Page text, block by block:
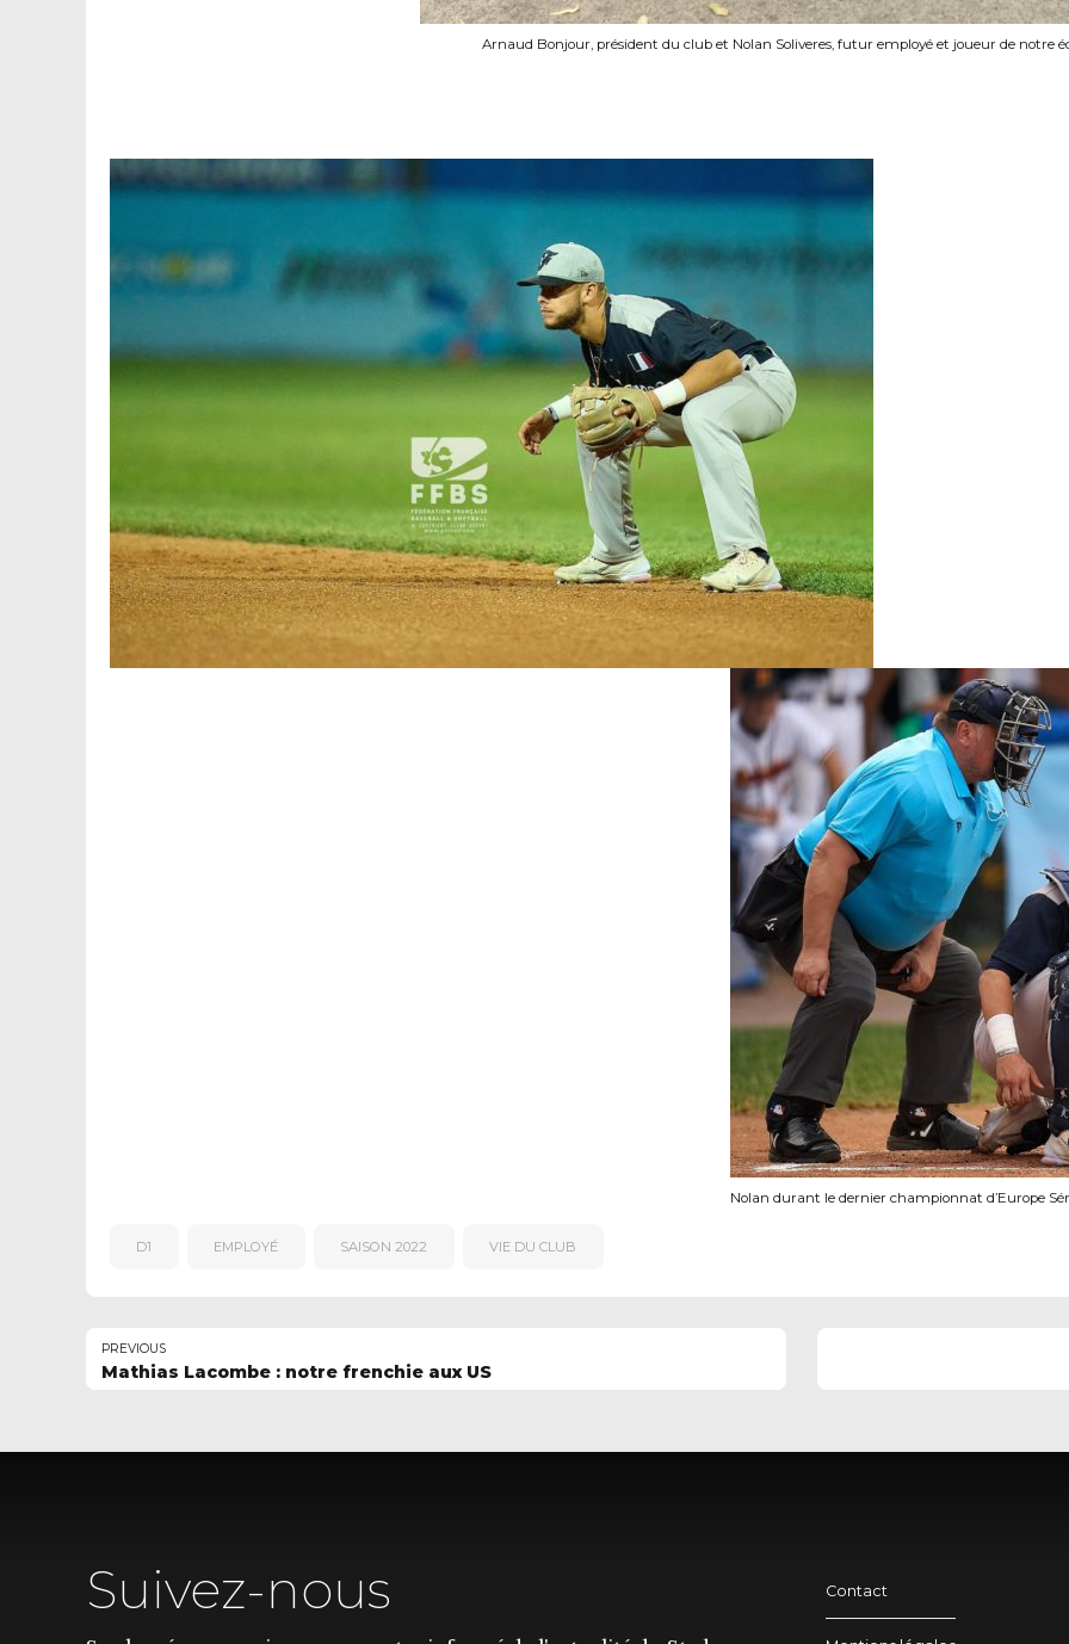
Arnaud Bonjour, président du club et Nolan Soliveres, futur employé et joueur de notre
Nolan durant le dernier championnat d’Europe
D1 EMPLOYÉ SAISON 2022 VIE DU CLUB
PREVIOUS
Mathias Lacombe : notre frenchie aux US
Suivez-nous Contact